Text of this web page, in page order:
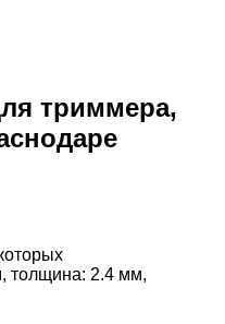
триммера,
толщина: 2.4 мм,